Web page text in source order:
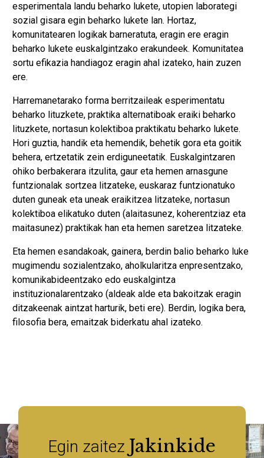
esperimentala landu beharko lukete, utopien laborategi
sozial gisara egin beharko lukete lan. Hortaz,
komunitatearen logikak barneratuta, eragin ere eragin
beharko lukete euskalgintzako erakundeek. Komunitatea
sortu efikazia handiagoz eragin ahal izateko, hain zuzen
ere.
Harremanetarako forma berritzaileak esperimentatu
beharko lituzkete, praktika alternatiboak eraiki beharko
lituzkete, nortasun kolektiboa praktikatu beharko lukete.
Hori guztia, handik eta hemendik, behetik gora eta goitik
behera, ertzetatik zein erdiguneetatik. Euskalgintzaren
ohiko berbakerara itzulita, gaur eta hemen arnasgune
funtzionalak sortzea litzateke, euskaraz funtzionatuko
duten guneak eta uneak eraikitzea litzateke, nortasun
kolektiboa elikatuko duten (alaitasunez, koherentziaz eta
maitasunez) praktikak han eta hemen saretzea litzateke.
Eta hemen esandakoak, gainera, berdin balio beharko luke
mugimendu sozialentzako, aholkularitza enpresentzako,
komunikabideentzako edo euskalgintza
instituzionalarentzako (aldeak alde eta bakoitzak eragin
ditzakeenak aintzat harturik, beti ere). Berdin, logika bera,
filosofia bera, emaitzak biderkatu ahal izateko.
Egin zaitez Jakinkide